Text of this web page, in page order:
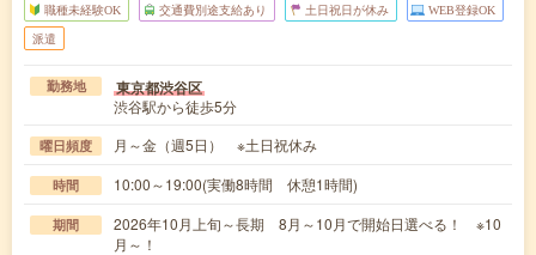
職種未経験OK 交通費別途支給あり 土日祝日が休み WEB登録OK
派遣
勤務地 東京都渋谷区
渋谷駅から徒歩5分
曜日頻度 月～金（週5日） ※土日祝休み
時間 10:00～19:00(実働8時間 休憩1時間)
期間
2026年10月上旬～長期 8月～10月で開始日選べる！ ※10
月～！